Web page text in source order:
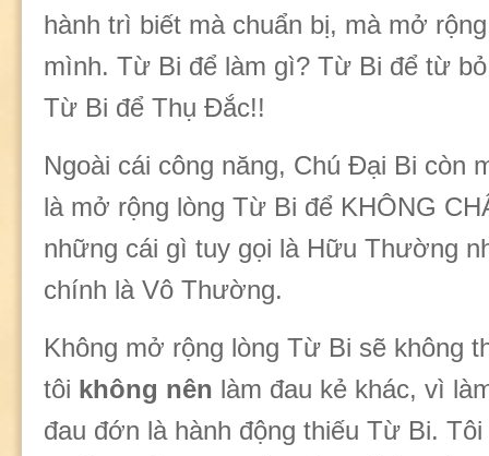
hành trì biết mà chuẩn bị, mà mở
mình. Từ Bi để làm gì? Từ Bi để từ
Từ Bi để Thụ Đắc!!
Ngoài cái công năng, Chú Đại Bi còn
là mở rộng lòng Từ Bi để KHÔNG
những cái gì tuy gọi là Hữu Thường
chính là Vô Thường.
Không mở rộng lòng Từ Bi sẽ không
tôi không nên làm đau kẻ khác, vì
đau đớn là hành động thiếu Từ Bi.